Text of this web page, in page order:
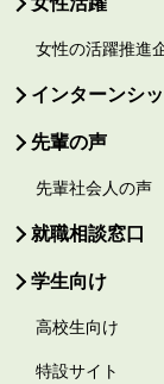
女性の活躍推進
インターンシ
先輩の声
先輩社会人の声
就職相談窓口
学生向け
高校生向け
特設サイト